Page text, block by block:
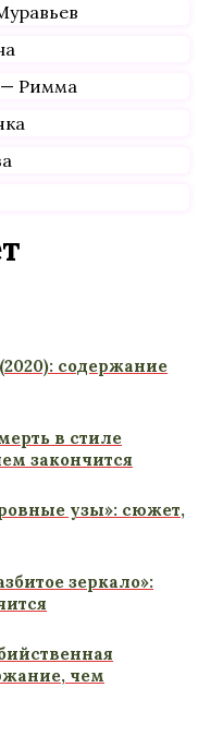
— Римма
содержание
в стиле
закончится
узы»: сюжет,
зеркало»:
чем